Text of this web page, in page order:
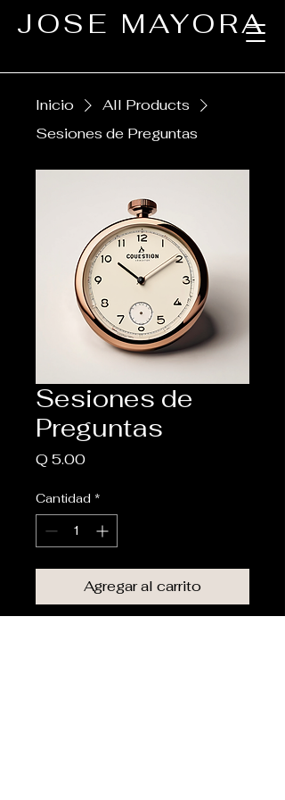
JOSE MAYORA
Inicio
All Products
Sesiones de Preguntas
Sesiones de
Preguntas
Q 5.00Precio
Cantidad *
Agregar al carrito